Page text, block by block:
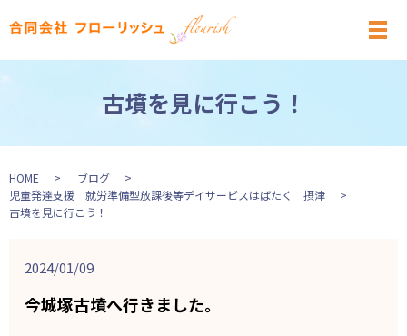
メ
古墳を見に行こう！
HOME
ブログ
児童発達支援 就労準備型放課後等デイサービスはばたく 摂津
古墳を見に行こう！
2024/01/09
今城塚古墳へ行きました。